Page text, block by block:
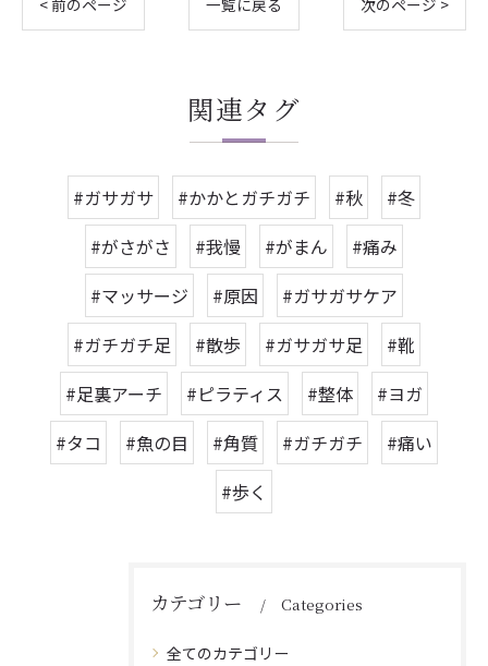
< 前のページ 一覧に戻る 次のページ >
関連タグ
#ガサガサ #かかとガチガチ #秋
#冬
#がさがさ
#我慢 #がまん
#痛み
#マッサージ
#原因
#ガサガサケア
#ガチガチ足
#散歩 #ガサガサ足
#靴
#足裏アーチ
#ピラティス #整体
#ヨガ
#タコ
#魚の目 #角質 #ガチガチ
#痛い
#歩く
カテゴリー Categories
全てのカテゴリー